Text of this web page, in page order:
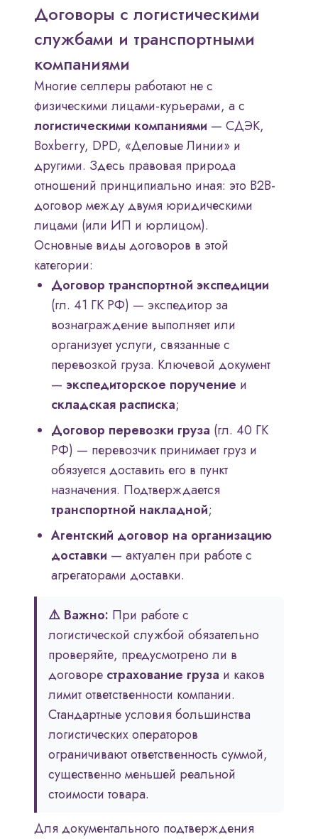
Договоры с логистическими
службами и транспортными
компаниями
Многие селлеры работают не с
физическими лицами-курьерами, а с
логистическими компаниями — СДЭК,
Boxberry, DPD, «Деловые Линии» и
другими. Здесь правовая природа
отношений принципиально иная: это B2B-
договор между двумя юридическими
лицами (или ИП и юрлицом).
Основные виды договоров в этой
категории:
Договор транспортной экспедиции
(гл. 41 ГК РФ) — экспедитор за
вознаграждение выполняет или
организует услуги, связанные с
перевозкой груза. Ключевой документ
— экспедиторское поручение и
складская расписка;
Договор перевозки груза (гл. 40 ГК
РФ) — перевозчик принимает груз и
обязуется доставить его в пункт
назначения. Подтверждается
транспортной накладной;
Агентский договор на организацию
доставки — актуален при работе с
агрегаторами доставки.
⚠️ Важно: При работе с
логистической службой обязательно
проверяйте, предусмотрено ли в
договоре страхование груза и каков
лимит ответственности компании.
Стандартные условия большинства
логистических операторов
ограничивают ответственность суммой,
существенно меньшей реальной
стоимости товара.
Для документального подтверждения